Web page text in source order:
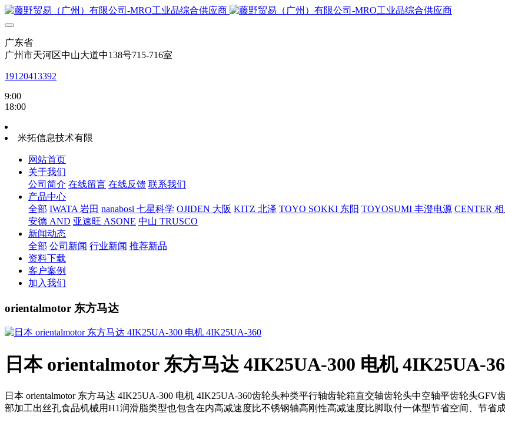
广东省
广州市天河区中山大道中138号715-716室
19120413392
9:00
18:00
米拓信息技术有限
网站首页
关于我们
公司简介 在线留言 在线反馈 联系我们
产品中心
全部 IWATA 岩田 nanabosi 七星科学 OJIDEN 大阪 KITZ 北泽 TOYO SOKKI 东阳 TOYOSUMI 丰澄电源 CENTER
安德 AND 亚速旺 ASONE 中山 TRUSCO
新闻动态
全部 公司新闻 行业新闻 推荐新品
资料下载
客户案例
加入我们
orientalmotor 东方马达
日本 orientalmotor 东方马达 4IK25UA-300 电机 4IK25UA-
日本 orientalmotor 东方马达 4IK25UA-300 电机 4IK25UA-360齿轮头种类平行轴齿轮箱直交轴齿轮头中空轴平齿轮头
部加工出丝孔食品机械用H1润滑脂类型也包含在内高减速度比不锈钢轴高刚性高减速度比脚取付一体型节省空间、节省